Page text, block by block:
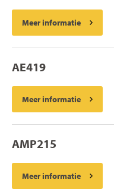
Meer informatie
AE419
Meer informatie
AMP215
Meer informatie